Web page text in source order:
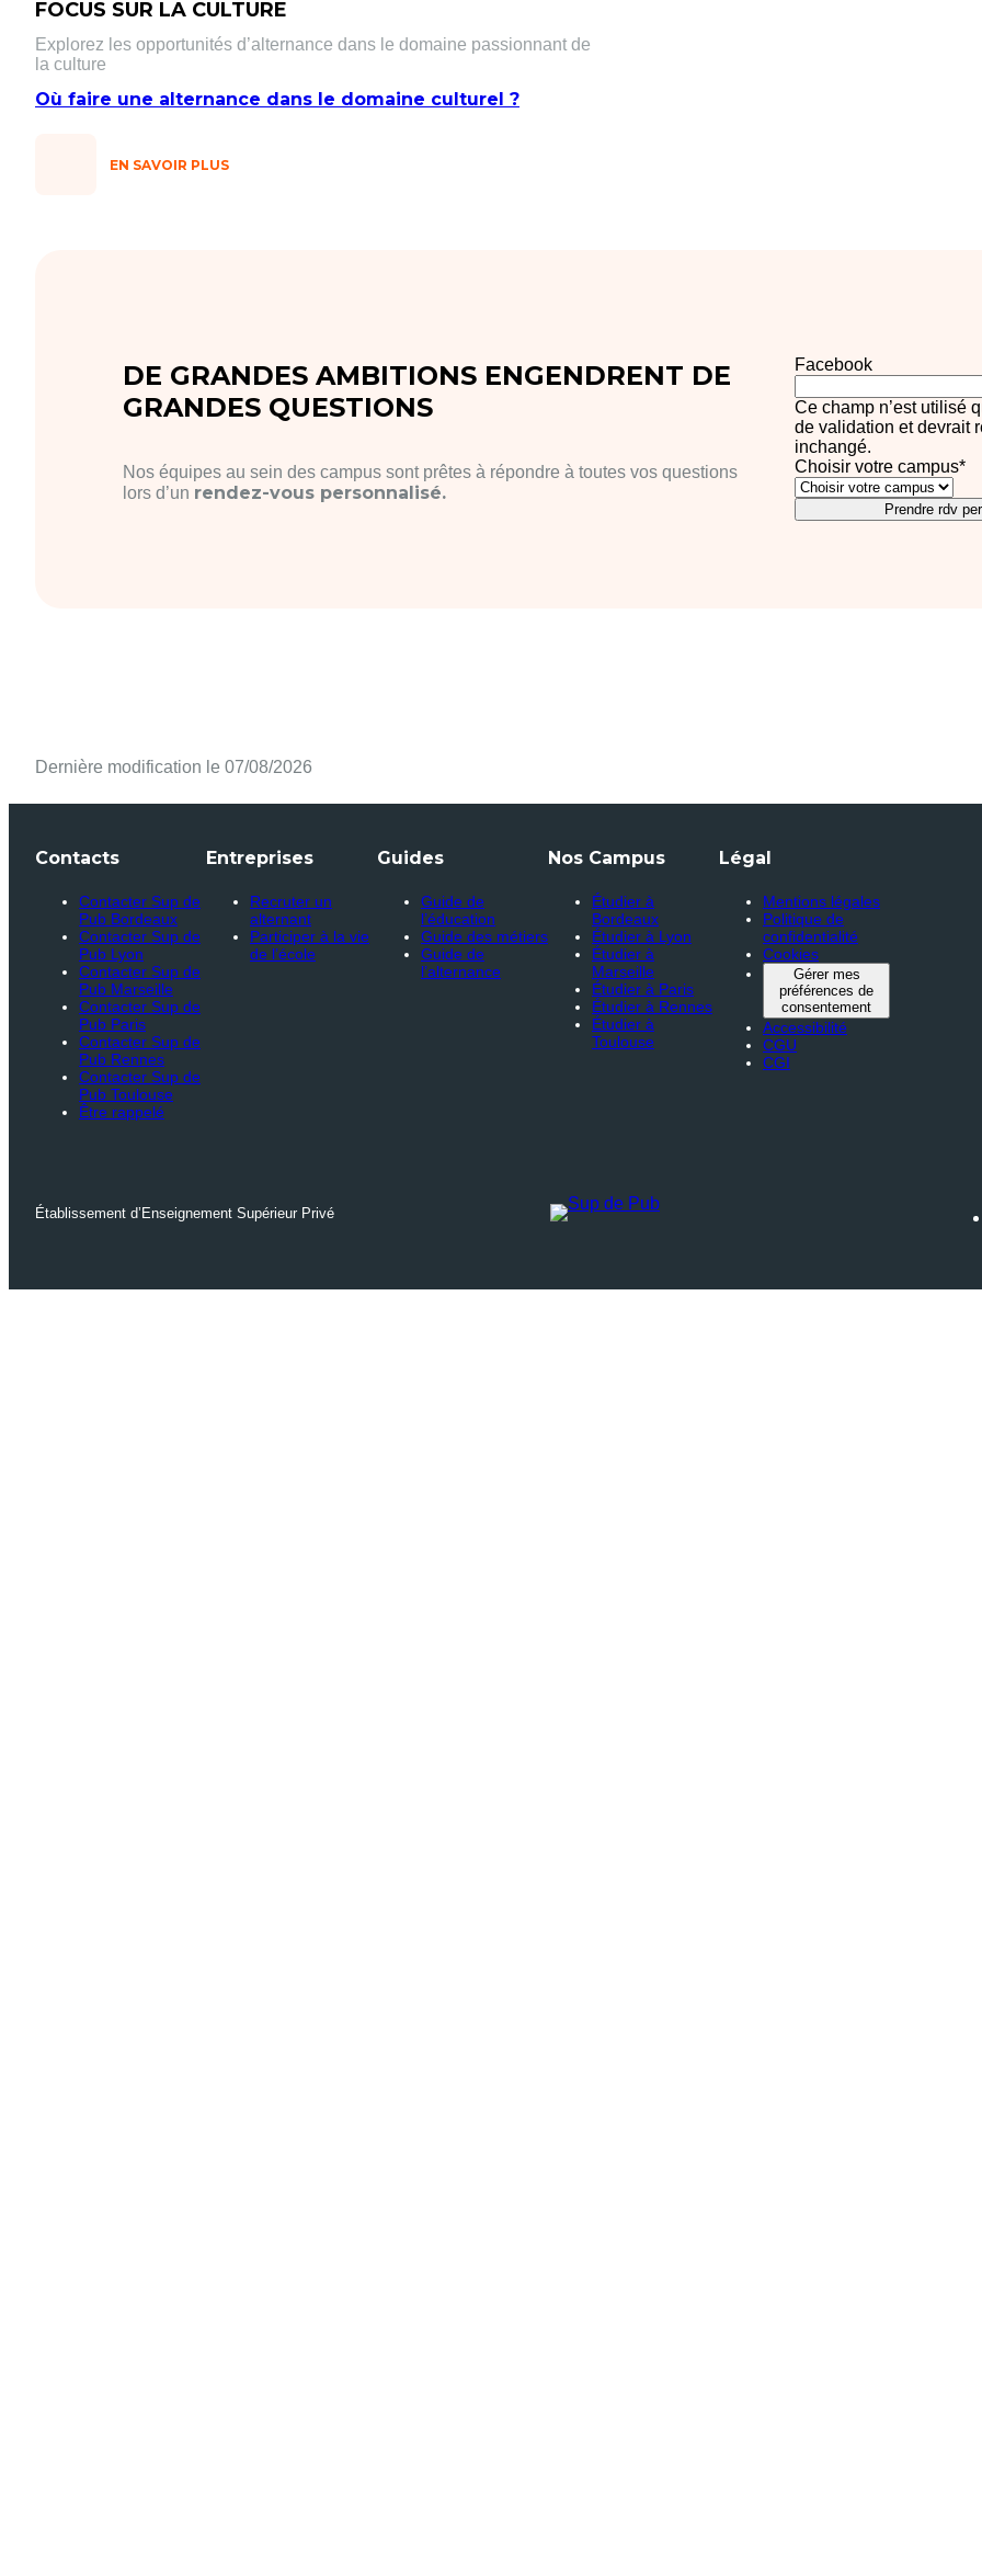
FOCUS SUR LA CULTURE
Explorez les opportunités d’alternance dans le domaine passionnant de
la culture
Où faire une alternance dans le domaine culturel ?
EN SAVOIR PLUS
DE GRANDES AMBITIONS ENGENDRENT DE
GRANDES QUESTIONS
Nos équipes au sein des campus sont prêtes à répondre à toutes vos questions
lors d’un rendez-vous personnalisé.
Facebook
Ce champ n’est utilisé
de validation et devrait
inchangé.
Choisir votre campus*
Prendre rdv
Dernière modification le 07/08/2026
Contacts
Contacter Sup de
Pub Bordeaux
Contacter Sup de
Pub Lyon
Contacter Sup de
Pub Marseille
Contacter Sup de
Pub Paris
Contacter Sup de
Pub Rennes
Contacter Sup de
Pub Toulouse
Être rappelé
Entreprises
Recruter un
alternant
Participer à la vie
de l’école
Guides
Guide de
l’éducation
Guide des métiers
Guide de
l’alternance
Nos Campus
Étudier à
Bordeaux
Étudier à Lyon
Étudier à
Marseille
Étudier à Paris
Étudier à Rennes
Étudier à
Toulouse
Légal
Mentions légales
Politique de
confidentialité
Cookies
Gérer mes
préférences de
consentement
Accessibilité
CGU
CGI
Établissement d’Enseignement Supérieur Privé